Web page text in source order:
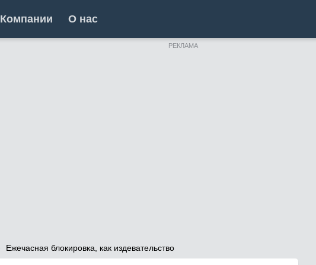
Компании О нас
РЕКЛАМА
Ежечасная блокировка, как издевательство